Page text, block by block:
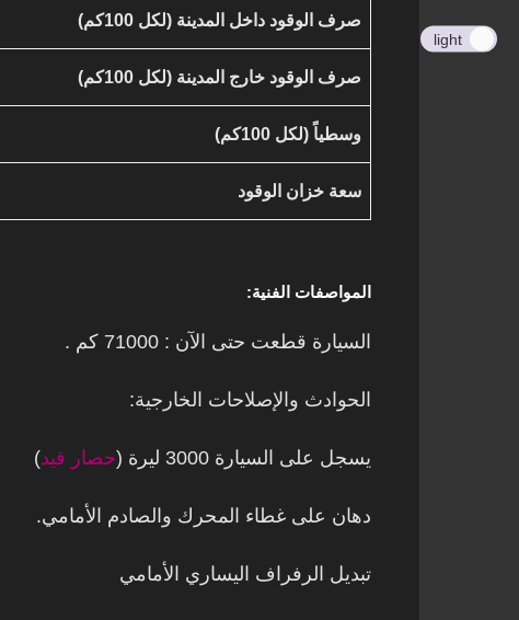
light
صرف الوقود داخل المدينة (لكل 100كم)
صرف الوقود خارج المدينة (لكل 100كم)
وسطياً (لكل 100كم)
سعة خزان الوقود
المواصفات الفنية:
السيارة قطعت حتى الآن : 71000 كم .
الحوادث والإصلاحات الخارجية:
يسجل على السيارة 3000 ليرة ( حصار قيد)
دهان على غطاء المحرك والصادم الأمامي.
تبديل الرفراف اليساري الأمامي